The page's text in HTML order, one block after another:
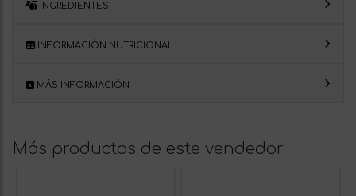
INGREDIENTES
INFORMACIÓN NUTRICIONAL
MÁS INFORMACIÓN
Más productos de este vendedor